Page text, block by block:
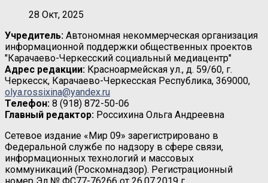
28 Окт, 2025
Учредитель: Автономная некоммерческая организация
информационной поддержки общественных проектов
"Карачаево-Черкесский социальный медиацентр"
Адрес редакции: Красноармейская ул., д. 59/60, г.
Черкесск, Карачаево-Черкесская Республика, 369000,
olya.rossixina@yandex.ru
Телефон: 8 (918) 872-50-06
Главный редактор: Россихина Ольга Андреевна
Сетевое издание «Мир 09» зарегистрировано в
Федеральной службе по надзору в сфере связи,
информационных технологий и массовых
коммуникаций (Роскомнадзор). Регистрационный
номер Эл № ФС77-76266 от 26.07.2019 г.